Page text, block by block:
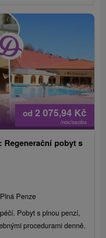
od 2 075,94 Kč
/noc/osoba
Regenerační pobyt s
Plná Penze
Pobyt s plnou penzí,
procedurami denně.